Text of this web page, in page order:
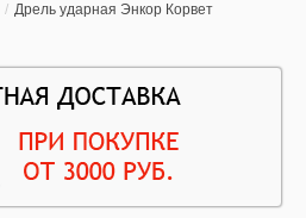
/ Дрель ударная Энкор Корвет